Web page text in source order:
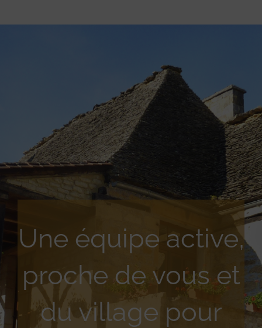
Une équipe active,
proche de vous et
du village pour